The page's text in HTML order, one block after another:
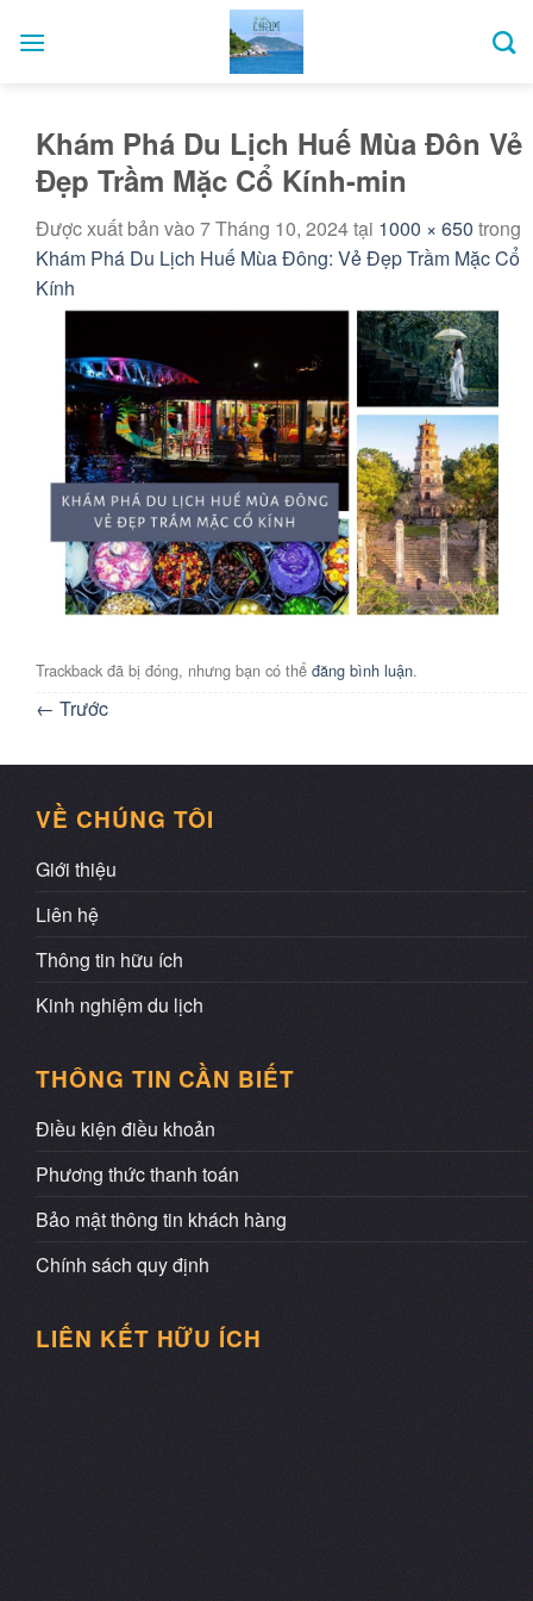
qua
Khám Phá Du Lịch Huế Mùa Đôn Vẻ
Đẹp Trầm Mặc Cổ Kính-min
Được xuất bản vào 7 Tháng 10, 2024tại 1000 × 650 trong
Khám Phá Du Lịch Huế Mùa Đông: Vẻ Đẹp Trầm Mặc Cổ
Kính
Trackback đã bị đóng, nhưng bạn có thể đăng bình luận.
← Trước
VỀ CHÚNG TÔI
Giới thiệu
Liên hệ
Thông tin hữu ích
Kinh nghiệm du lịch
THÔNG TIN CẦN BIẾT
Điều kiện điều khoản
Phương thức thanh toán
Bảo mật thông tin khách hàng
Chính sách quy định
LIÊN KẾT HỮU ÍCH